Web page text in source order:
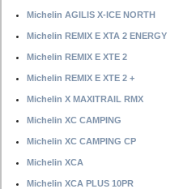
Michelin AGILIS X-ICE NORTH
Michelin REMIX E XTA 2 ENERGY
Michelin REMIX E XTE 2
Michelin REMIX E XTE 2 +
Michelin X MAXITRAIL RMX
Michelin XC CAMPING
Michelin XC CAMPING CP
Michelin XCA
Michelin XCA PLUS 10PR